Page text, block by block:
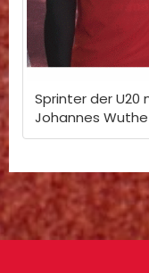
Sprinter der U20
Johannes Wuthe